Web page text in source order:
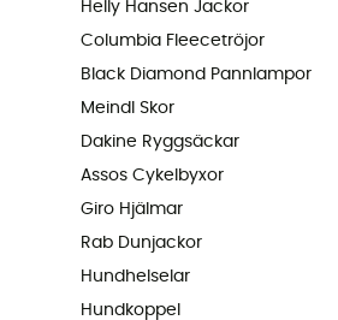
Helly Hansen Jackor
Columbia Fleecetröjor
Black Diamond Pannlampor
Meindl Skor
Dakine Ryggsäckar
Assos Cykelbyxor
Giro Hjälmar
Rab Dunjackor
Hundhelselar
Hundkoppel